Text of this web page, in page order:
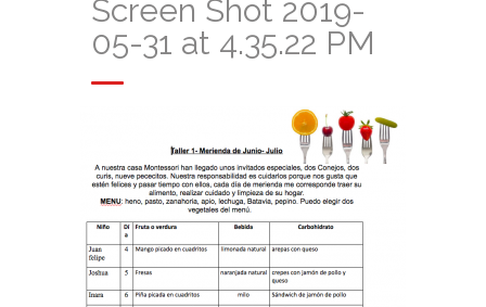
Screen Shot 2019-
05-31 at 4.35.22 PM